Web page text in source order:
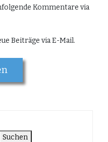
Kommentare via
Beiträge via E-Mail.
Suchen